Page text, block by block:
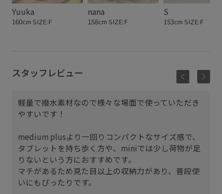
Yuuka
160cm SIZE:F
nana
158cm SIZE:F
S
153cm SIZE:F
スタッフレビュー
軽量で撥水素材なので様々な場面で使っていただき
やすいです！
medium plusより一回りコンパクトなサイズ感で、
タブレットを持ち歩く方や、miniでは少し荷物が足
りないという方におすすめです。
マチがあるため見た目以上の収納力があり、普段使
いにもぴったりです。